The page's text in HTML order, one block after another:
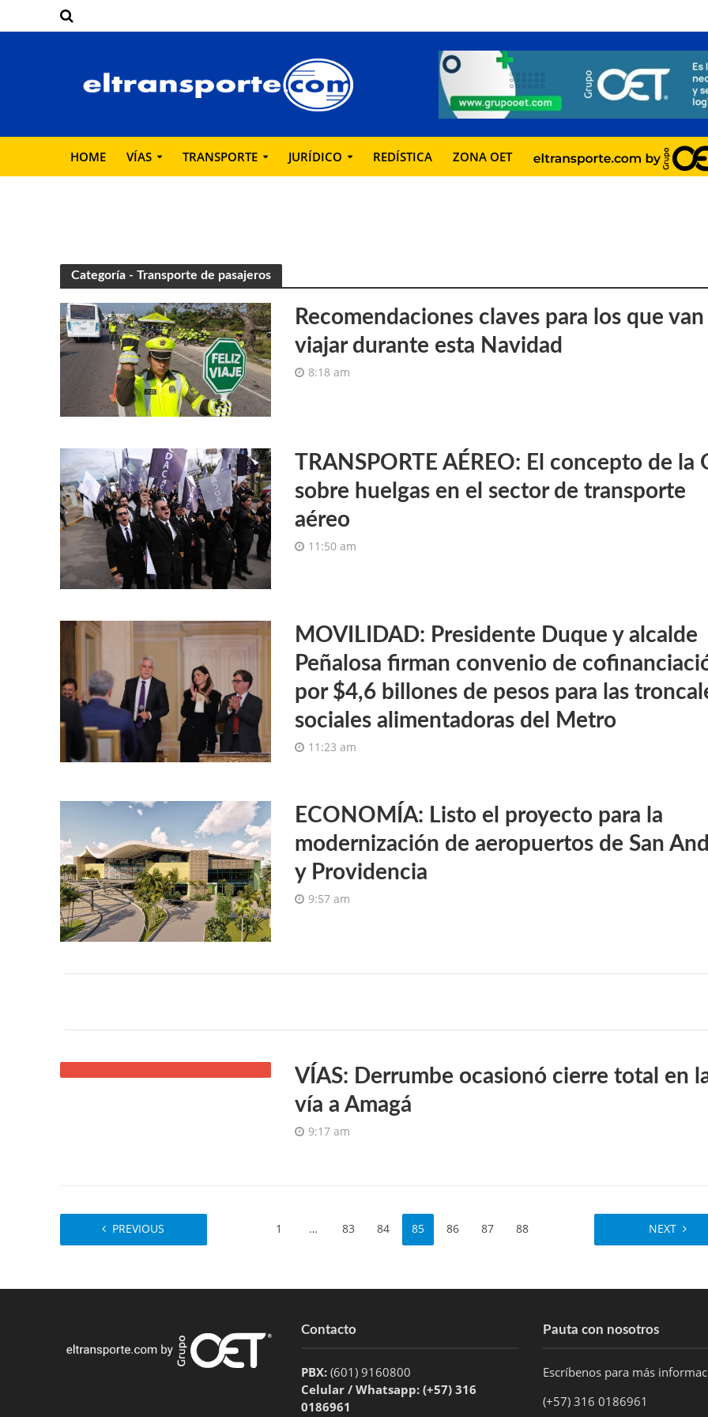
HOME VÍAS TRANSPORTE JURÍDICO REDÍSTICA ZONA OET
Categoría - Transporte de pasajeros
Recomendaciones claves para los que van
viajar durante esta Navidad
8:18 am
TRANSPORTE AÉREO: El concepto de la
sobre huelgas en el sector de transporte
aéreo
11:50 am
MOVILIDAD: Presidente Duque y alcalde
Peñalosa firman convenio de
por $4,6 billones de pesos para las
sociales alimentadoras del Metro
11:23 am
ECONOMÍA: Listo el proyecto para la
modernización de aeropuertos de San
y Providencia
9:57 am
VÍAS: Derrumbe ocasionó cierre total en
vía a Amagá
9:17 am
PREVIOUS 1 … 83 84 85 86 87 88 NEXT
Contacto
PBX: (601) 9160800
Celular / Whatsapp: (+57) 316
0186961
Pauta con nosotros
Escríbenos para más
(+57) 316 0186961